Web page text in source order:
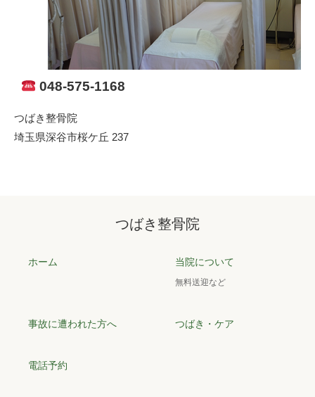
048-575-1168
つばき整骨院
埼玉県深谷市桜ケ丘 237
つばき整骨院
ホーム 当院について
無料送迎など
事故に遭われた方へ つばき・ケア
電話予約